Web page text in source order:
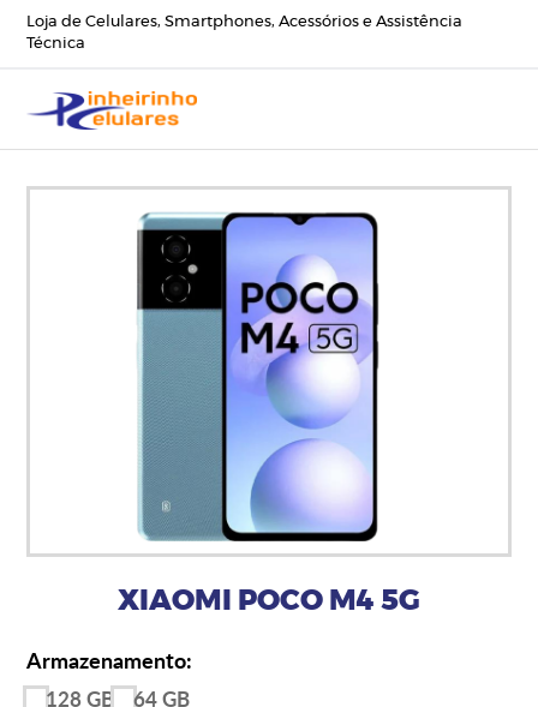
Loja de Celulares, Smartphones, Acessórios e Assistência
Técnica
XIAOMI POCO M4 5G
Armazenamento:
128 GB 64 GB